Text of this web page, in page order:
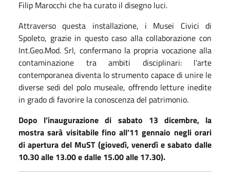
Filip Marocchi che ha curato il disegno luci.
Attraverso questa installazione, i Musei Civici di
Spoleto, grazie in questo caso alla collaborazione con
Int.Geo.Mod. Srl, confermano la propria vocazione alla
contaminazione tra ambiti disciplinari: l’arte
contemporanea diventa lo strumento capace di unire le
diverse sedi del polo museale, offrendo letture inedite
in grado di favorire la conoscenza del patrimonio.
Dopo l’inaugurazione di sabato 13 dicembre, la
mostra sarà visitabile fino all’11 gennaio negli orari
di apertura del MuST (giovedì, venerdì e sabato dalle
10.30 alle 13.00 e dalle 15.00 alle 17.30).